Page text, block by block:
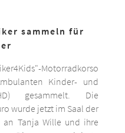
sammeln für
Motorradkorso
Kinder- und
gesammelt. Die
wurde jetzt im Saal der
an Tanja Wille und ihre